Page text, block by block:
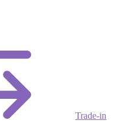
Trade-in